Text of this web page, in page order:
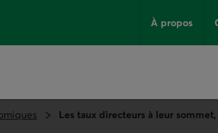
À propos
Les taux directeurs à leur